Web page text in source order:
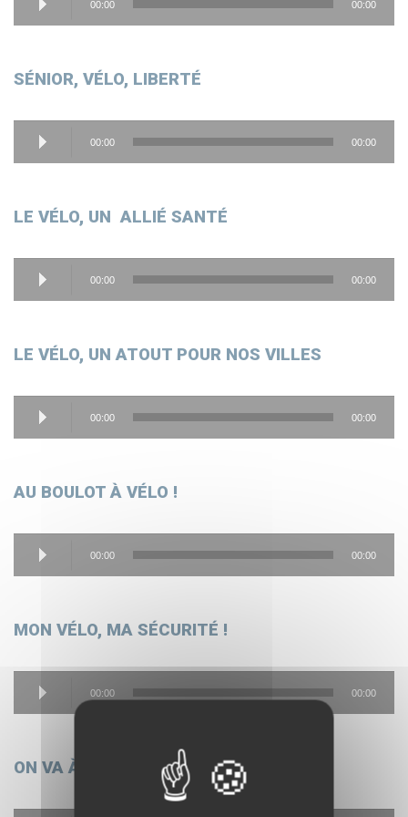
audio
00:00 00:00
SÉNIOR, VÉLO, LIBERTÉ
audio
00:00 00:00
LE VÉLO, UN ALLIÉ SANTÉ
audio
00:00 00:00
LE VÉLO, UN ATOUT POUR NOS VILLES
audio
00:00 00:00
AU BOULOT À VÉLO !
audio
00:00 00:00
MON VÉLO, MA SÉCURITÉ !
audio
00:00 00:00
ON VA À L’ÉCOLE À VÉLO !